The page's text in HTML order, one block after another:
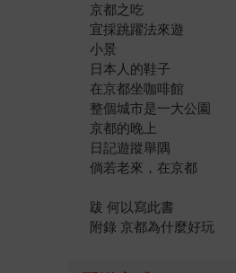
京都之吃
宜採跳躍法來遊
小景
日本人的鞋子
在京都坐咖啡館
整個城市是一大公園
京都的晚上
日記遊蹤舉隅
倘若老來，在京都
跋 何以寫此書
附錄 京都為什麼好玩